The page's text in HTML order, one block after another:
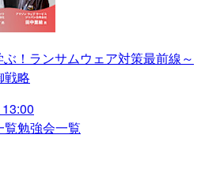
ぶ！ランサムウェア対策最前線～
戦略
覧勉強会一覧